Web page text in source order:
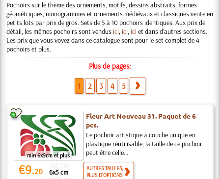
Pochoirs sur le thème des ornements, motifs, dessins abstraits, formes
géométriques, monogrammes et ornements médiévaux et classiques vente en
petits lots par prix de gros. Sets de 5 à 10 pochoirs identiques. Aux prix de
détail, les mêmes pochoirs sont vendus ici, ici, ici et dans d'autres sections.
Les prix que vous voyez dans ce catalogue sont pour le set complet de 4
pochoirs et plus.
Plus de pages:
1 2 3 4 5
min 6x5cm et plus
Fleur Art Nouveau 31. Paquet de 6
pcs.
Le pochoir artistique à couche unique en
plastique réutilisable, la taille de ce pochoir
peut être celle...
€9.20 6x5 cm
AUTRES TAILLES,
PLUS D'OPTIONS